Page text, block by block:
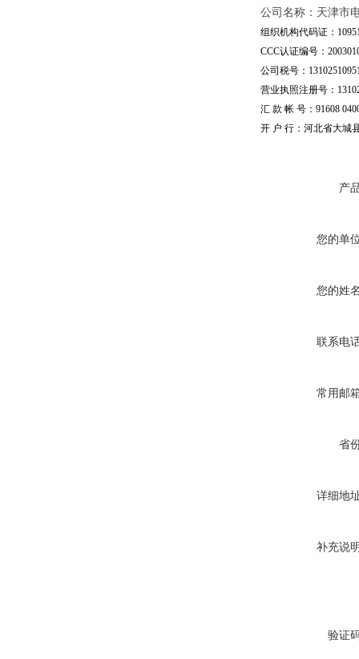
公司名称：天津市
组织机构代码证：
CCC认证编号：
公司税号：
营业执照注册号：
汇 款 帐 号：91608
开 户 行：河北省大城
产
您的单
您的姓
联系电
常用邮
省
详细地
补充说
验证